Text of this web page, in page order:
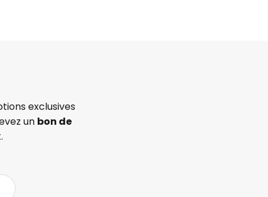
exclusives
un bon de